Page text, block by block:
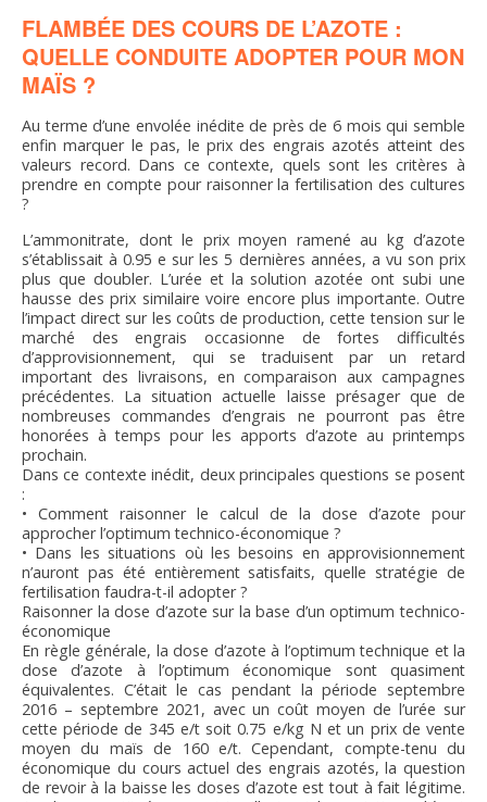
FLAMBÉE DES COURS DE L’AZOTE :
QUELLE CONDUITE ADOPTER POUR MON
MAÏS ?
Au terme d’une envolée inédite de près de 6 mois qui semble
enfin marquer le pas, le prix des engrais azotés atteint des
valeurs record. Dans ce contexte, quels sont les critères à
prendre en compte pour raisonner la fertilisation des cultures
?
L’ammonitrate, dont le prix moyen ramené au kg d’azote
s’établissait à 0.95 e sur les 5 dernières années, a vu son prix
plus que doubler. L’urée et la solution azotée ont subi une
hausse des prix similaire voire encore plus importante. Outre
l’impact direct sur les coûts de production, cette tension sur le
marché des engrais occasionne de fortes difficultés
d’approvisionnement, qui se traduisent par un retard
important des livraisons, en comparaison aux campagnes
précédentes. La situation actuelle laisse présager que de
nombreuses commandes d’engrais ne pourront pas être
honorées à temps pour les apports d’azote au printemps
prochain.
Dans ce contexte inédit, deux principales questions se posent
:
• Comment raisonner le calcul de la dose d’azote pour
approcher l’optimum technico-économique ?
• Dans les situations où les besoins en approvisionnement
n’auront pas été entièrement satisfaits, quelle stratégie de
fertilisation faudra-t-il adopter ?
Raisonner la dose d’azote sur la base d’un optimum technico-
économique
En règle générale, la dose d’azote à l’optimum technique et la
dose d’azote à l’optimum économique sont quasiment
équivalentes. C’était le cas pendant la période septembre
2016 – septembre 2021, avec un coût moyen de l’urée sur
cette période de 345 e/t soit 0.75 e/kg N et un prix de vente
moyen du maïs de 160 e/t. Cependant, compte-tenu du
économique du cours actuel des engrais azotés, la question
de revoir à la baisse les doses d’azote est tout à fait légitime.